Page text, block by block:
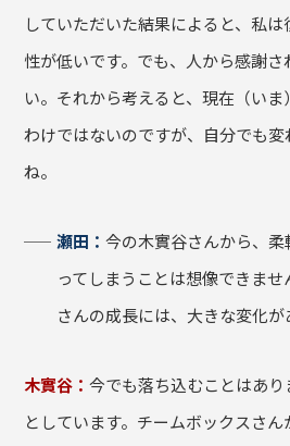
していただいた結果によると、私
性が低いです。でも、人から感謝
い。それから考えると、現在（いま
わけではないのですが、自分でも
ね。
瀬田：今の木實谷さんから、
ってしまうことは想像できま
さんの成長には、大きな変化が
木實谷：今でも落ち込むことはあ
としています。チームボックスさ